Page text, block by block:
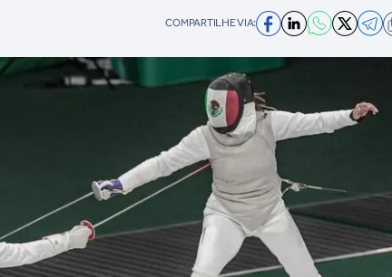
COMPARTILHE VIA: